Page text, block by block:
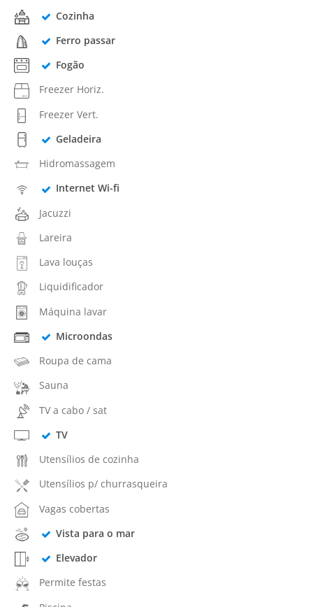
Cozinha
Ferro passar
Fogão
Freezer Horiz.
Freezer Vert.
Geladeira
Hidromassagem
Internet Wi-fi
Jacuzzi
Lareira
Lava louças
Liquidificador
Máquina lavar
Microondas
Roupa de cama
Sauna
TV a cabo / sat
TV
Utensílios de cozinha
Utensílios p/ churrasqueira
Vagas cobertas
Vista para o mar
Elevador
Permite festas